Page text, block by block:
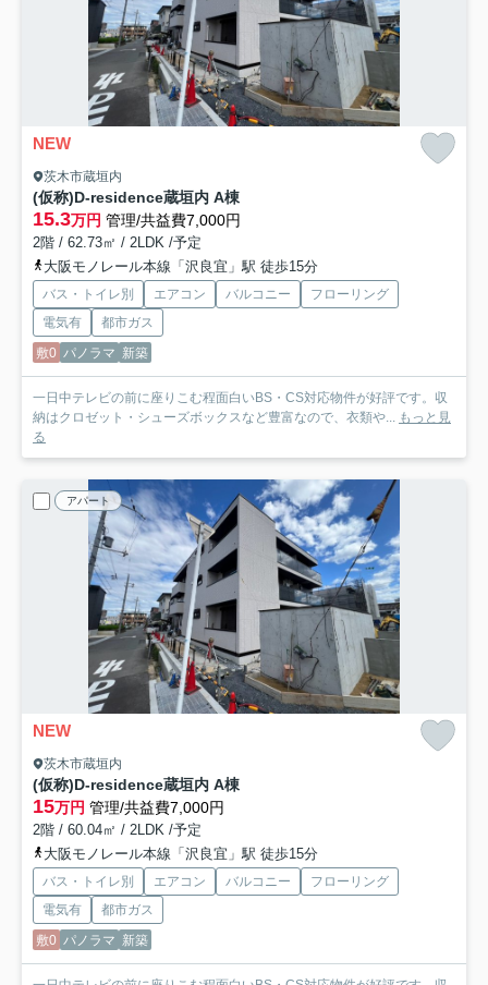
NEW
茨木市蔵垣内
(仮称)D-residence蔵垣内 A棟
15.3万円 管理/共益費7,000円
2階 / 62.73㎡ / 2LDK /予定
大阪モノレール本線「沢良宜」駅 徒歩15分
バス・トイレ別 エアコン バルコニー
フローリング
電気有
都市ガス
敷0 パノラマ 新築
一日中テレビの前に座りこむ程面白いBS・CS対応物件が好評です。収
納はクロゼット・シューズボックスなど豊富なので、衣類や... もっと見
る
アパート
NEW
茨木市蔵垣内
(仮称)D-residence蔵垣内 A棟
15万円 管理/共益費7,000円
2階 / 60.04㎡ / 2LDK /予定
大阪モノレール本線「沢良宜」駅 徒歩15分
バス・トイレ別 エアコン バルコニー
フローリング
電気有
都市ガス
敷0 パノラマ 新築